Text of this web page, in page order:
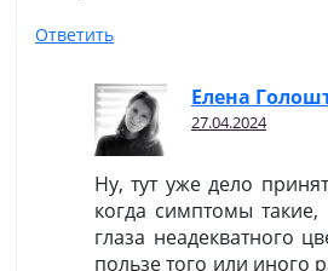
Ответить
Елена
27.04.2024
Ну, тут уже дело
когда симптомы
глаза неадекватного
пользе того или иного